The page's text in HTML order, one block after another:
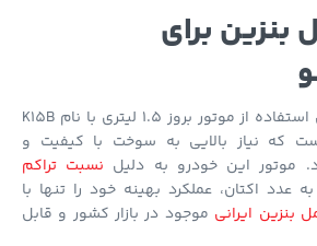
برای
سوزوکی بالنو، به دلیل استفاده از موتور بروز 1.5 لیتری با نام K15B
نیاز بالایی به سوخت با کیفیت و
این خودرو به دلیلنسبت تراکم
عملکرد بهینه خود را تنها با
ایرانی موجود در بازار کشور و قابل